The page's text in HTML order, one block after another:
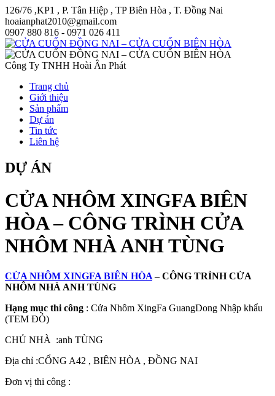
126/76 ,KP1 , P. Tân Hiệp , TP Biên Hòa , T. Đồng Nai
hoaianphat2010@gmail.com
0907 880 816 - 0971 026 411
Công Ty TNHH Hoài Ân Phát
Trang chủ
Giới thiệu
Sản phẩm
Dự án
Tin tức
Liên hệ
DỰ ÁN
CỬA NHÔM XINGFA BIÊN
HÒA – CÔNG TRÌNH CỬA
NHÔM NHÀ ANH TÙNG
CỬA NHÔM XINGFA BIÊN HÒA– CÔNG TRÌNH CỬA
NHÔM NHÀ ANH TÙNG
Hạng mục thi công : Cửa Nhôm XingFa GuangDong Nhập khẩu
(TEM ĐỎ)
CHỦ NHÀ :anh TÙNG
Địa chỉ :CỔNG A42 , BIÊN HÒA , ĐỒNG NAI
Đơn vị thi công :